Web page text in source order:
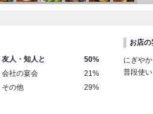
友人・知人と
50%
会社の宴会
21%
その他
29%
お店
にぎやか
普段使い